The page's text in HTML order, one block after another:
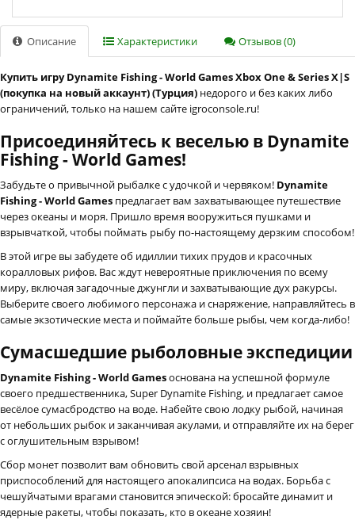
Описание Характеристики Отзывов (0)
Купить игру Dynamite Fishing - World Games Xbox One & Series X|S
(покупка на новый аккаунт) (Турция) недорого и без каких либо
ограничений, только на нашем сайте igroconsole.ru!
Присоединяйтесь к веселью в Dynamite
Fishing - World Games!
Забудьте о привычной рыбалке с удочкой и червяком! Dynamite
Fishing - World Games предлагает вам захватывающее путешествие
через океаны и моря. Пришло время вооружиться пушками и
взрывчаткой, чтобы поймать рыбу по-настоящему дерзким способом!
В этой игре вы забудете об идиллии тихих прудов и красочных
коралловых рифов. Вас ждут невероятные приключения по всему
миру, включая загадочные джунгли и захватывающие дух ракурсы.
Выберите своего любимого персонажа и снаряжение, направляйтесь в
самые экзотические места и поймайте больше рыбы, чем когда-либо!
Сумасшедшие рыболовные экспедиции
Dynamite Fishing - World Gamesоснована на успешной формуле
своего предшественника, Super Dynamite Fishing, и предлагает самое
весёлое сумасбродство на воде. Набейте свою лодку рыбой, начиная
от небольших рыбок и заканчивая акулами, и отправляйте их на берег
с оглушительным взрывом!
Сбор монет позволит вам обновить свой арсенал взрывных
приспособлений для настоящего апокалипсиса на водах. Борьба с
чешуйчатыми врагами становится эпической: бросайте динамит и
ядерные ракеты, чтобы показать, кто в океане хозяин!